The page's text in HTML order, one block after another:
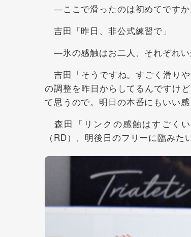
―ここで滑ったのは初めてですか
吉田「昨日、非公式練習で」
―氷の感触はお二人、それぞれい
吉田「そうですね。すごく滑り
の調整を昨日からしてるんですけ
て思うので。明日の本番にもいい感
森田「リンクの感触はすごく
（RD）、明後日のフリーに臨みた